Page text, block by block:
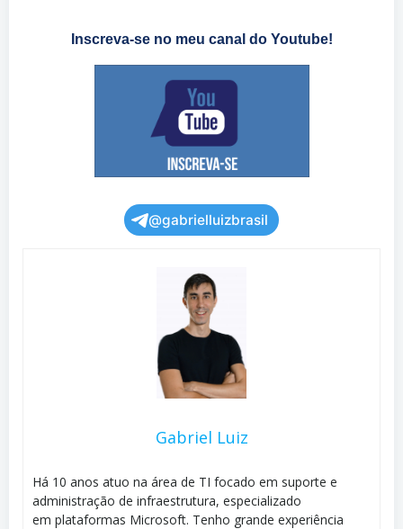
Inscreva-se no meu canal do Youtube!
@gabrielluizbrasil
Gabriel Luiz
Há 10 anos atuo na área de TI focado em suporte e
administração de infraestrutura, especializado
em plataformas Microsoft. Tenho grande experiência